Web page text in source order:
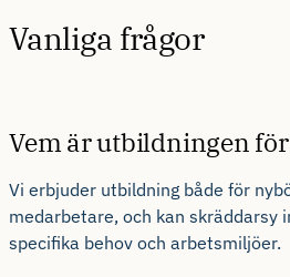
Vanliga frågor
Vem är utbildningen
Vi erbjuder utbildning både för
medarbetare, och kan skräddarsy
specifika behov och arbetsmiljöer.